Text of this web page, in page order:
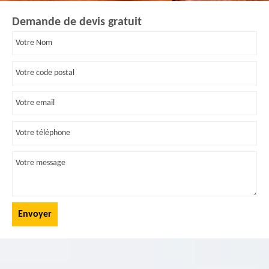
Demande de devis gratuit